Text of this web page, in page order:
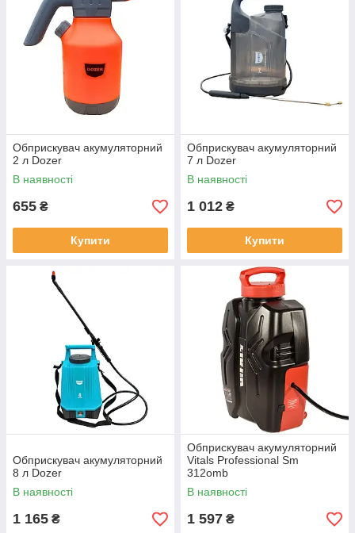
Обприскувач акумуляторний
2 л Dozer
В наявності
655 ₴
Купити
Обприскувач акумуляторний
7 л Dozer
В наявності
1 012 ₴
Купити
Обприскувач акумуляторний
8 л Dozer
В наявності
1 165 ₴
Обприскувач акумуляторний
Vitals Professional Sm
312omb
В наявності
1 597 ₴